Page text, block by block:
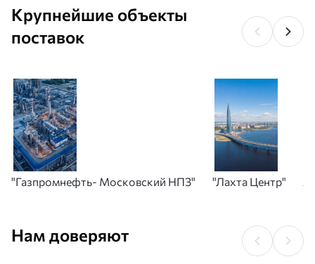
Крупнейшие объекты
поставок
"Газпромнефть- Московский НПЗ" "Лахта Центр"
Нам доверяют